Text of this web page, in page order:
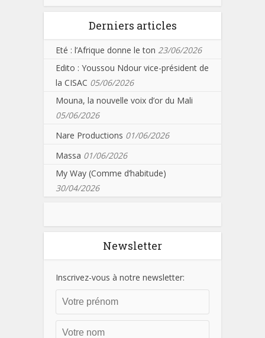
Derniers articles
Eté : l’Afrique donne le ton 23/06/2026
Edito : Youssou Ndour vice-président de
la CISAC 05/06/2026
Mouna, la nouvelle voix d’or du Mali
05/06/2026
Nare Productions 01/06/2026
Massa 01/06/2026
My Way (Comme d’habitude)
30/04/2026
Newsletter
Inscrivez-vous à notre newsletter: